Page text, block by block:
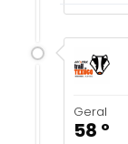
Geral
58 º